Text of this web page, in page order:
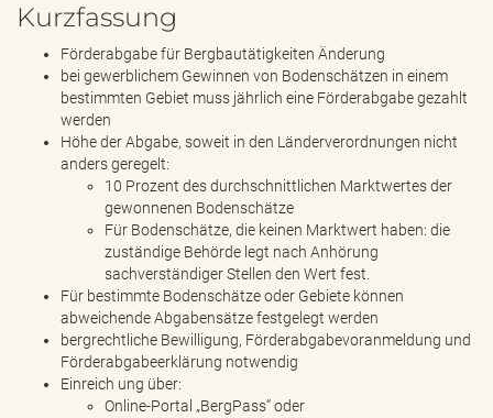
Kurzfassung
Förderabgabe für Bergbautätigkeiten Änderung
bei gewerblichem Gewinnen von Bodenschätzen in einem
bestimmten Gebiet muss jährlich eine Förderabgabe gezahlt
werden
Höhe der Abgabe, soweit in den Länderverordnungen nicht
anders geregelt:
10 Prozent des durchschnittlichen Marktwertes der
gewonnenen Bodenschätze
Für Bodenschätze, die keinen Marktwert haben: die
zuständige Behörde legt nach Anhörung
sachverständiger Stellen den Wert fest.
Für bestimmte Bodenschätze oder Gebiete können
abweichende Abgabensätze festgelegt werden
bergrechtliche Bewilligung, Förderabgabevoranmeldung und
Förderabgabeerklärung notwendig
Einreich ung über:
Online-Portal „BergPass“ oder